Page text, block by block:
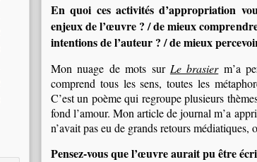
En quoi ces activités d’appropriation
enjeux de l’œuvre ? / de mieux
intentions de l’auteur ? / de mieux
Mon nuage de mots sur Le brasierm’a
comprend tous les sens, toutes les
C’est un poème qui regroupe plusieurs
fond l’amour. Mon article de journal m’a
n’avait pas eu de grands retours médiatiques,
Pensez-vous que l’œuvre aurait pu être